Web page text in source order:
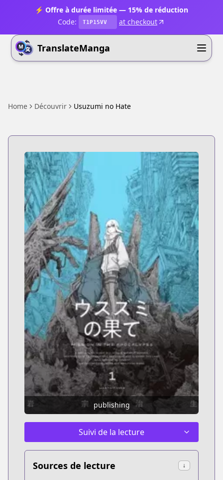
⚡ Offre à durée limitée — 15% de réduction
Code:
T1P15VV at checkout
TranslateManga
Home Découvrir Usuzumi no Hate
publishing
Suivi de la lecture
Sources de lecture ↓